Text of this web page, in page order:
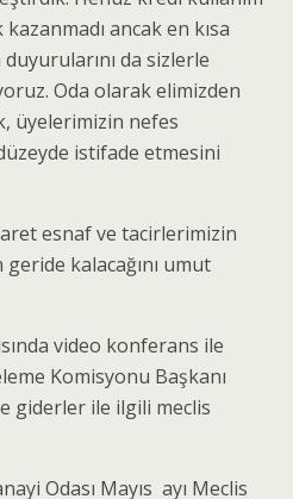
ancak en kısa
da sizlerle
Oda olarak elimizden
üyelerimizin nefes
istifade etmesini
esnaf ve tacirlerimizin
geride kalacağını umut
video konferans ile
Komisyonu Başkanı
giderler ile ilgili meclis
Odası Mayıs ayı Meclis